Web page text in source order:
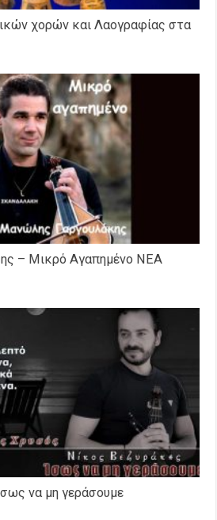
χορών και Λαογραφίας στα
– Μικρό Αγαπημένο NEΑ
να μη γεράσουμε